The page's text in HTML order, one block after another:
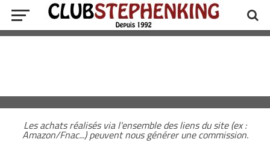
Les achats réalisés via l'ensemble des liens du site (ex :
Amazon/Fnac...) peuvent nous générer une commission.